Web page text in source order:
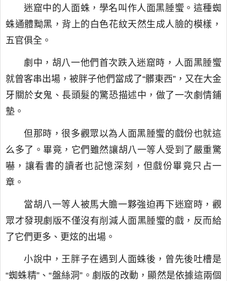
迷窟中的人面蛛，學名叫作人面黑腄蠁。這種蜘
蛛通體黝黑，背上的白色花紋天然生成人臉的模樣，
五官俱全。
劇中，胡八一他們首次跌入迷窟時，人面黑腄蠁
就曾客串出場，被胖子他們當成了“髒東西”，又在大金
牙關於女鬼、長頭髮的驚恐描述中，做了一次劇情鋪
墊。
但那時，很多觀眾以為人面黑腄蠁的戲份也就這
么多了。畢竟，它們雖然讓胡八一等人受到了嚴重驚
嚇，讓看書的讀者也記憶深刻，但戲份畢竟只占一
章。
當胡八一等人被馬大膽一夥強迫再下迷窟時，觀
眾才發現劇版不僅沒有削減人面黑腄蠁的戲，反而給
了它們更多、更炫的出場。
小說中，王胖子在遇到人面蛛後，曾先後吐槽是
“蜘蛛精”、“盤絲洞”。劇版的改動，顯然是依據這兩個